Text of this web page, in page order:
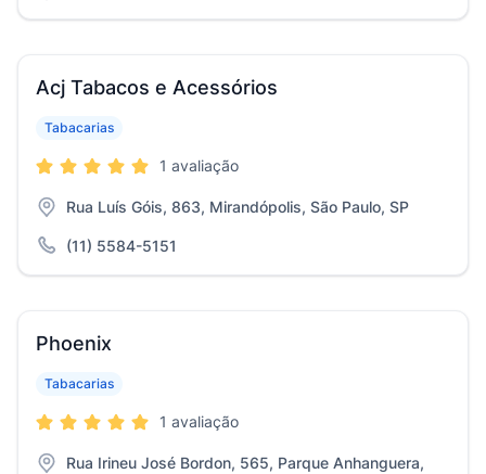
Acj Tabacos e Acessórios
Tabacarias
1 avaliação
Rua Luís Góis, 863, Mirandópolis, São Paulo, SP
(11) 5584-5151
Phoenix
Tabacarias
1 avaliação
Rua Irineu José Bordon, 565, Parque Anhanguera,